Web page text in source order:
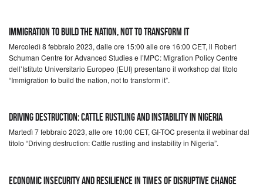
Immigration to build the nation, not to transform it
Mercoledì 8 febbraio 2023, dalle ore 15:00 alle ore 16:00 CET, il Robert
Schuman Centre for Advanced Studies e l’MPC: Migration Policy Centre
dell’Istituto Universitario Europeo (EUI) presentano il workshop dal titolo
“Immigration to build the nation, not to transform it”.
Driving destruction: Cattle rustling and instability in Nigeria
Martedì 7 febbraio 2023, alle ore 10:00 CET, GI-TOC presenta il webinar dal
titolo “Driving destruction: Cattle rustling and instability in Nigeria”.
Economic insecurity and resilience in times of disruptive change